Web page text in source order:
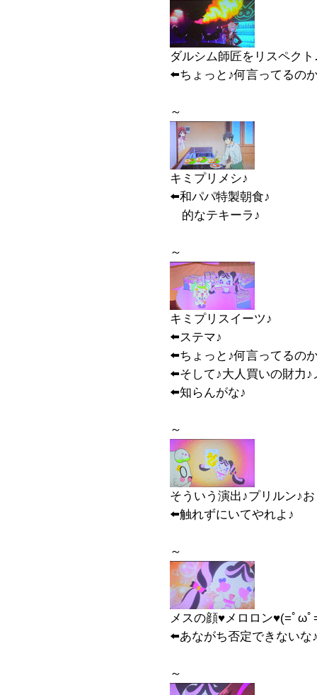
ダルシム師匠をリスペク
⬅️ちょっと♪何言ってるの
～
キミプリメシ♪
⬅️和パパ特製朝食♪
的なテキーラ♪
～
キミプリスイーツ♪
⬅️ステマ♪
⬅️ちょっと♪何言ってるの
⬅️そして♪大人買いの財力♪
⬅️知らんがな♪
～
そういう演出♪プリルン♪
⬅️触れずにいてやれよ♪
～
メスの顔♥️メロロン♥️(=ﾟωﾟ
⬅️あながち否定できないな
～